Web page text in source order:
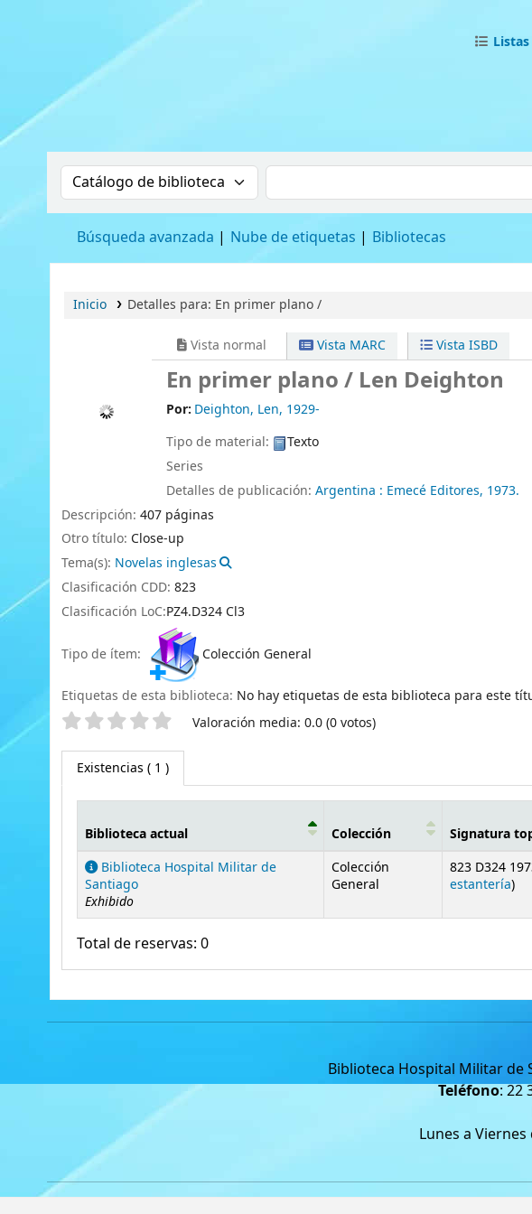
BIBLIOTECA HMS
Listas
Buscar en el catálogo por:Buscar en el catálogo
Búsqueda avanzada Nube de etiquetas Bibliotecas
Inicio Detalles para: En primer plano /
Vista normal Vista MARC Vista ISBD
En primer plano / Len Deighton
Por: Deighton, Len, 1929-
Tipo de material:
Texto
Series
Detalles de publicación: Argentina : Emecé Editores, 1973.
Descripción: 407 páginas
Otro título: Close-up
Tema(s): Novelas inglesas
Clasificación CDD: 823
Clasificación LoC:PZ4.D324 Cl3
Tipo de ítem: Colección General
Etiquetas de esta biblioteca: No hay etiquetas de esta biblioteca para este
Valoración Valoración media: 0.0 (0 votos)
Existencias ( 1 )
Existencias
Biblioteca actual Colección Signatura
Biblioteca Hospital Militar de
Santiago
Exhibido
Colección
General
823 D324
estantería)
Total de reservas: 0
Biblioteca Hospital Militar de
Teléfono: 22
Lunes a Viernes